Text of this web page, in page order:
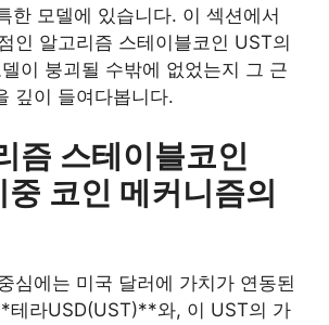
한 모델에 있습니다. 이 섹션에서
인 알고리즘 스테이블코인 UST의
이 붕괴될 수밖에 없었는지 그 근
깊이 들여다봅니다.
즘 스테이블코인
코인 메커니즘의
심에는 미국 달러에 가치가 연동된
테라USD(UST)**와, 이 UST의 가